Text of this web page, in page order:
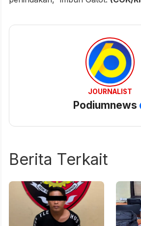
JOURNALIST
Podiumnews
Berita Terkait